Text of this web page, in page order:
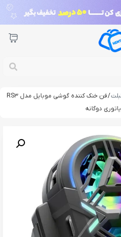
/ فن خنک کننده گوشی موبایل مدل RS3